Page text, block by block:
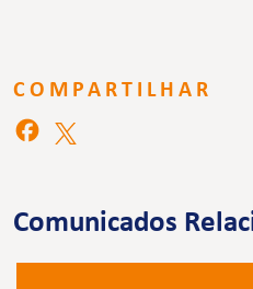
COMPARTILHAR
Comunicados